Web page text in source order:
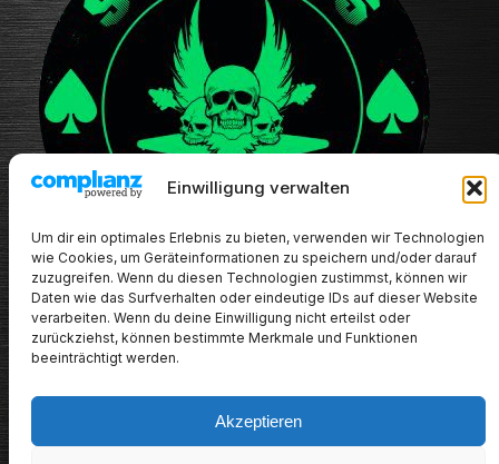
Einwilligung verwalten
Um dir ein optimales Erlebnis zu bieten, verwenden wir Technologien
wie Cookies, um Geräteinformationen zu speichern und/oder darauf
zuzugreifen. Wenn du diesen Technologien zustimmst, können wir
Daten wie das Surfverhalten oder eindeutige IDs auf dieser Website
verarbeiten. Wenn du deine Einwilligung nicht erteilst oder
zurückziehst, können bestimmte Merkmale und Funktionen
beeinträchtigt werden.
Akzeptieren
METALHEADs new stuff